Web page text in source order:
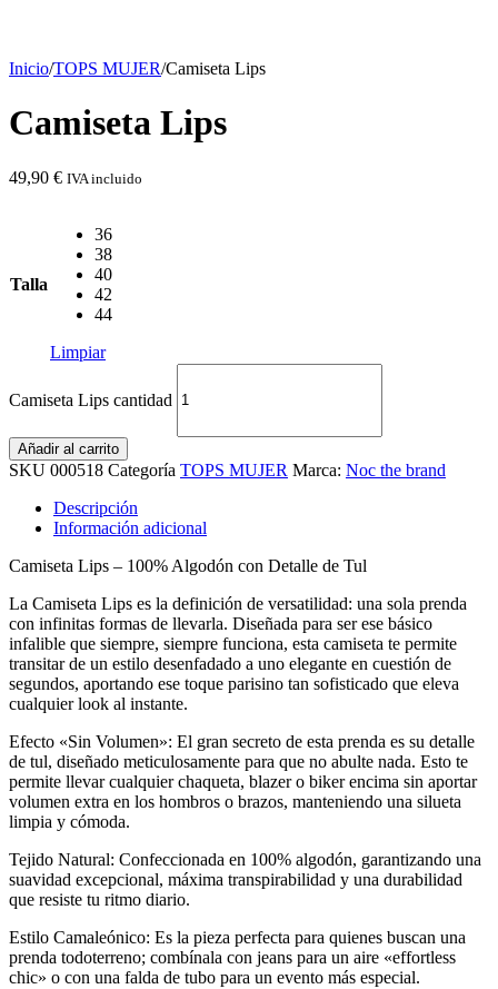
Inicio/TOPS MUJER/Camiseta Lips
Camiseta Lips
49,90 € IVA incluido
Talla
36
38
40
42
44
Limpiar
Camiseta Lips cantidad
Añadir al carrito
SKU 000518 Categoría TOPS MUJER Marca: Noc the brand
Descripción
Información adicional
Camiseta Lips – 100% Algodón con Detalle de Tul
La Camiseta Lips es la definición de versatilidad: una sola prenda
con infinitas formas de llevarla. Diseñada para ser ese básico
infalible que siempre, siempre funciona, esta camiseta te permite
transitar de un estilo desenfadado a uno elegante en cuestión de
segundos, aportando ese toque parisino tan sofisticado que eleva
cualquier look al instante.
Efecto «Sin Volumen»: El gran secreto de esta prenda es su detalle
de tul, diseñado meticulosamente para que no abulte nada. Esto te
permite llevar cualquier chaqueta, blazer o biker encima sin aportar
volumen extra en los hombros o brazos, manteniendo una silueta
limpia y cómoda.
Tejido Natural: Confeccionada en 100% algodón, garantizando una
suavidad excepcional, máxima transpirabilidad y una durabilidad
que resiste tu ritmo diario.
Estilo Camaleónico: Es la pieza perfecta para quienes buscan una
prenda todoterreno; combínala con jeans para un aire «effortless
chic» o con una falda de tubo para un evento más especial.